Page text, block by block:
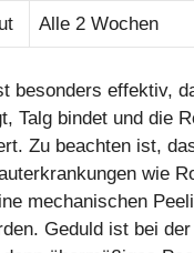
Alle 2 Wochen
besonders effektiv,
Talg bindet und die
Zu beachten ist,
wie
mechanischen
Geduld ist bei der